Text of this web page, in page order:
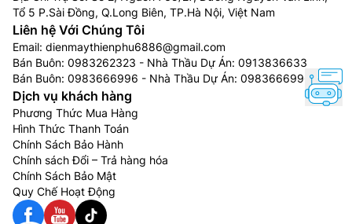
Tổ 5 P.Sài Đồng, Q.Long Biên, TP.Hà Nội, Việt Nam
Liên hệ Với Chúng Tôi
Email: dienmaythienphu6886@gmail.com
Bán Buôn: 0983262323 - Nhà Thầu Dự Án: 0913836633
Bán Buôn: 0983666996 - Nhà Thầu Dự Án: 0983666996
Dịch vụ khách hàng
Phương Thức Mua Hàng
Hình Thức Thanh Toán
Chính Sách Bảo Hành
Chính sách Đổi – Trả hàng hóa
Chính Sách Bảo Mật
Quy Chế Hoạt Động